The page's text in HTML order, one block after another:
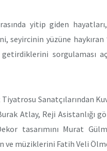
yitip giden
seyircinin yüzüne haykıran
sorgulaması
Sanatçılarından
Atlay, Reji Asistanlığı
tasarımını Murat
ve müziklerini Fatih Veli